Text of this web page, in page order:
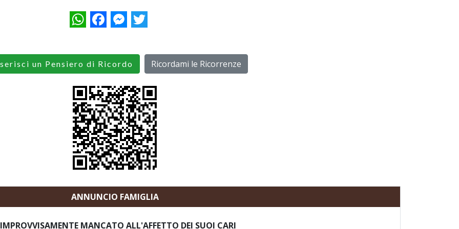
WhatsAppFacebookMessenger
Twitter
un Pensiero di Ricordo Ricordami le Ricorrenze
ANNUNCIO FAMIGLIA
MANCATO ALL'AFFETTO DEI SUOI CARI